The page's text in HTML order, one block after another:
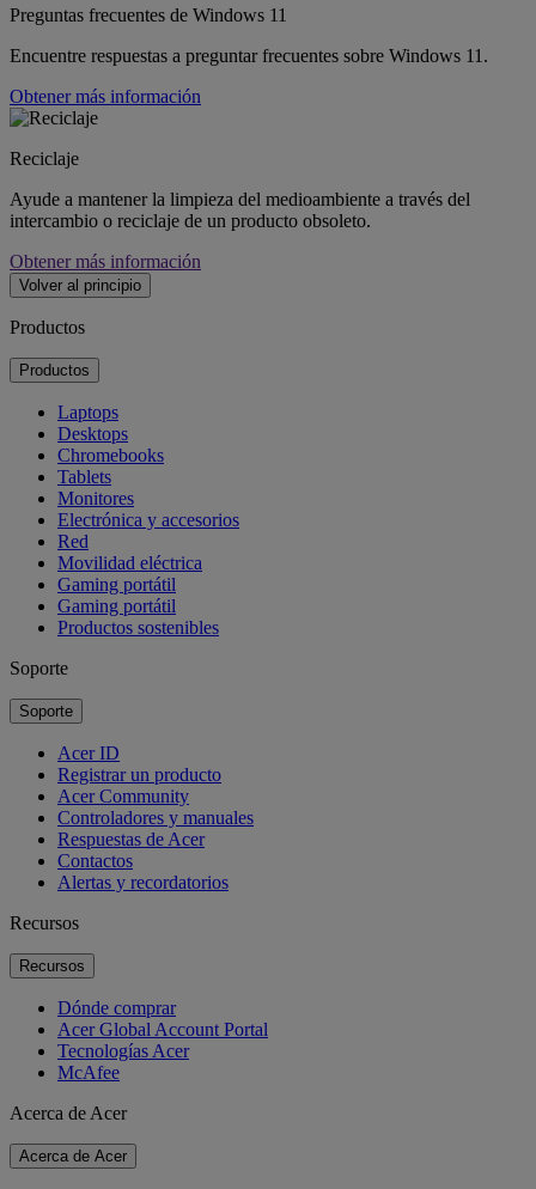
Preguntas frecuentes de Windows 11
Encuentre respuestas a preguntar frecuentes sobre Windows 11.
Obtener más información
Reciclaje
Ayude a mantener la limpieza del medioambiente a través del
intercambio o reciclaje de un producto obsoleto.
Obtener más información
Volver al principio
Productos
Productos
Laptops
Desktops
Chromebooks
Tablets
Monitores
Electrónica y accesorios
Red
Movilidad eléctrica
Gaming portátil
Gaming portátil
Productos sostenibles
Soporte
Soporte
Acer ID
Registrar un producto
Acer Community
Controladores y manuales
Respuestas de Acer
Contactos
Alertas y recordatorios
Recursos
Recursos
Dónde comprar
Acer Global Account Portal
Tecnologías Acer
McAfee
Acerca de Acer
Acerca de Acer